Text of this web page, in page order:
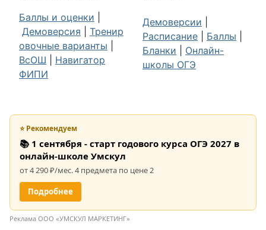
Баллы и оценки
Демоверсия
Тренир
овочные варианты
ВсОШ
Навигатор
ФИПИ
Демоверсии
Расписание
Баллы
Бланки
Онлайн-
школы ОГЭ
⭐ Рекомендуем
📚 1 сентября - старт годового курса ОГЭ 2027 в
онлайн-школе Умскул
от 4 290 ₽/мес. 4 предмета по цене 2
Подробнее
Реклама ООО «УМСКУЛ МАРКЕТИНГ»